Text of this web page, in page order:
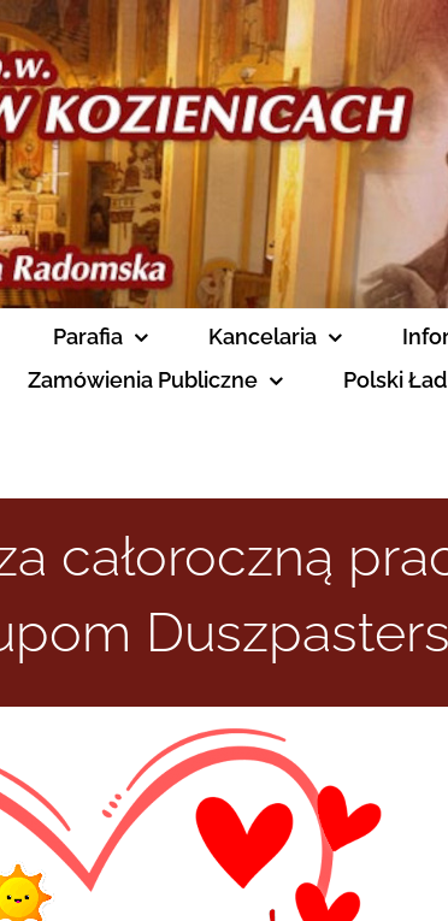
Parafia Kancelaria
Zamówienia Publiczne Polski Ład
całoroczną